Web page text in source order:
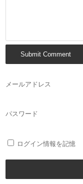
メールアドレス
パスワード
ログイン情報を記憶